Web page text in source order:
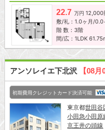
22.7 万円 12,000
敷/礼：1.0ヶ月/0.0
階 数：3階
間/広：1LDK
アンソレイエ下北沢 【08月
初期費用クレジットカード決済可能
東京都世田谷
小田急小田原
京王井の頭線